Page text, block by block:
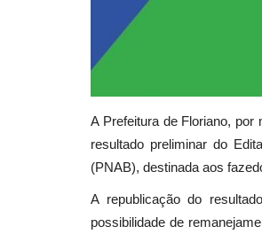
A Prefeitura de Floriano,
resultado preliminar do
(PNAB), destinada aos
A republicação do
possibilidade de